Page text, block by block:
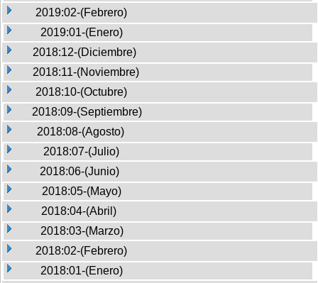
2019:02-(Febrero)
2019:01-(Enero)
2018:12-(Diciembre)
2018:11-(Noviembre)
2018:10-(Octubre)
2018:09-(Septiembre)
2018:08-(Agosto)
2018:07-(Julio)
2018:06-(Junio)
2018:05-(Mayo)
2018:04-(Abril)
2018:03-(Marzo)
2018:02-(Febrero)
2018:01-(Enero)